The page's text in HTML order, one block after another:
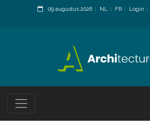
09 augustus 2026 NL FR
Login